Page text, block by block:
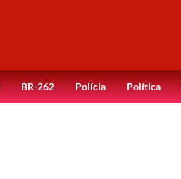
BR-262 Polícia Política